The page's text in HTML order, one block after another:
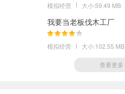
模拟经营 大小:59.49 MB
我要当老板伐木工厂
模拟经营 大小:102.55 MB
查看更多